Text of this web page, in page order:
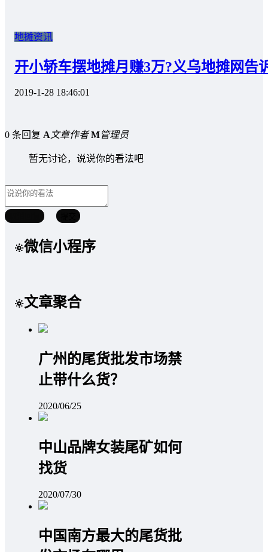
地摊资讯
开小轿车摆地摊月赚3万?义乌地摊网告
2019-1-28 18:46:01
0 条回复 A文章作者 M管理员
暂无讨论，说说你的看法吧
微信小程序
文章聚合
广州的尾货批发市场禁
止带什么货？
2020/06/25
中山品牌女装尾矿如何
找货
2020/07/30
中国南方最大的尾货批